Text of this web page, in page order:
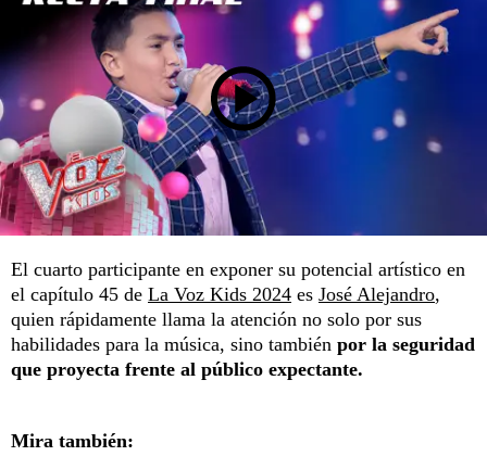
El cuarto participante en exponer su potencial artístico en
el capítulo 45 de La Voz Kids 2024 es José Alejandro,
quien rápidamente llama la atención no solo por sus
habilidades para la música, sino también por la seguridad
que proyecta frente al público expectante.
Mira también: